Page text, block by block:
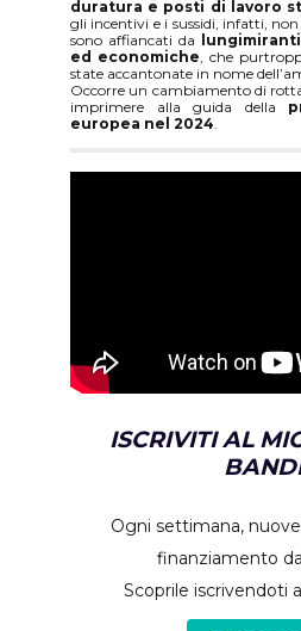
duratura e posti di lavoro
gli incentivi e i sussidi, infatti,
sono affiancati da
ed economiche , che
state accantonate in nome
Occorre un cambiamento di
imprimere alla guida della
europea nel 2024
ISCRIVITI AL
Ogni settimana,
finanziamento
Scoprile iscrivendoti